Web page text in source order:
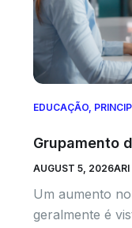
EDUCAÇÃO
Grupamento
AUGUST 5, 2026
Um aumento
geralmente é